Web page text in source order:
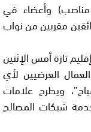
استفادة أبناء مستشارين جماعيين ( 06 مناصب) وأعضاء في
من مناصب عرضية ( 14) وسائقين مقربين من نواب
تازة أمس الإثنين
العرضيين لأي
ويطرح علامات
شبكات المصالح